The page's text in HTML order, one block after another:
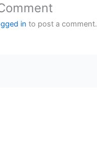
in to post a comment.